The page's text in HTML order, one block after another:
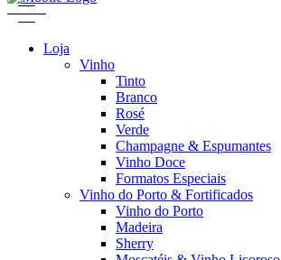
Loja
Vinho
Tinto
Branco
Rosé
Verde
Champagne & Espumantes
Vinho Doce
Formatos Especiais
Vinho do Porto & Fortificados
Vinho do Porto
Madeira
Sherry